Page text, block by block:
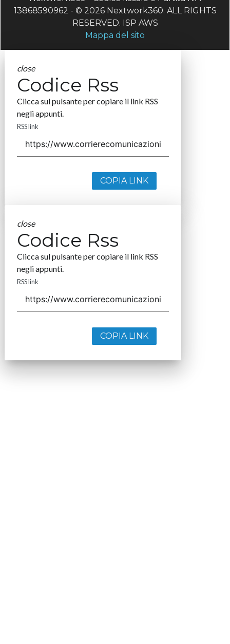
13868590962 - © 2026 Nextwork360. ALL RIGHTS
RESERVED. ISP AWS
Mappa del sito
close
Codice Rss
Clicca sul pulsante per copiare il link RSS
negli appunti.
RSS link
COPIA LINK
close
Codice Rss
Clicca sul pulsante per copiare il link RSS
negli appunti.
RSS link
COPIA LINK